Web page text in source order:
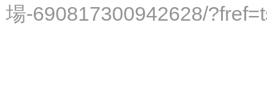
場-690817300942628/